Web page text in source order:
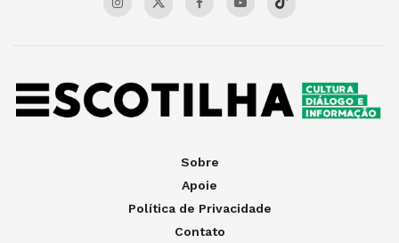
Sobre
Apoie
Política de Privacidade
Contato